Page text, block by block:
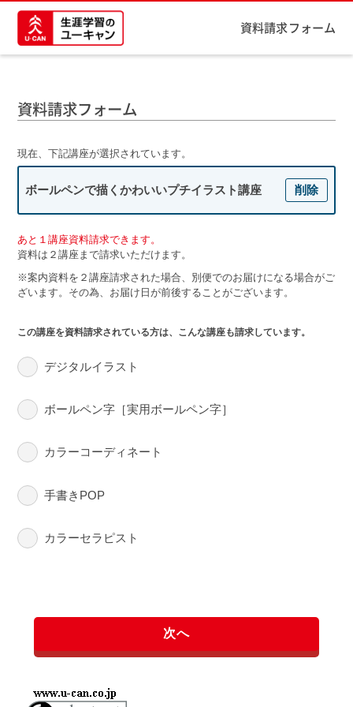
資料請求フォーム
資料請求フォーム
現在、下記講座が選択されています。
ボールペンで描くかわいいプチイラスト講座 削除
あと１講座資料請求できます。
資料は２講座まで請求いただけます。
※案内資料を２講座請求された場合、別便でのお届けになる場合がご
ざいます。その為、お届け日が前後することがございます。
この講座を資料請求されている方は、こんな講座も請求しています。
デジタルイラスト
ボールペン字［実用ボールペン字］
カラーコーディネート
手書きPOP
カラーセラピスト
次へ